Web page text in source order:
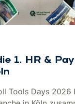
1. HR &
Tools Days 2026